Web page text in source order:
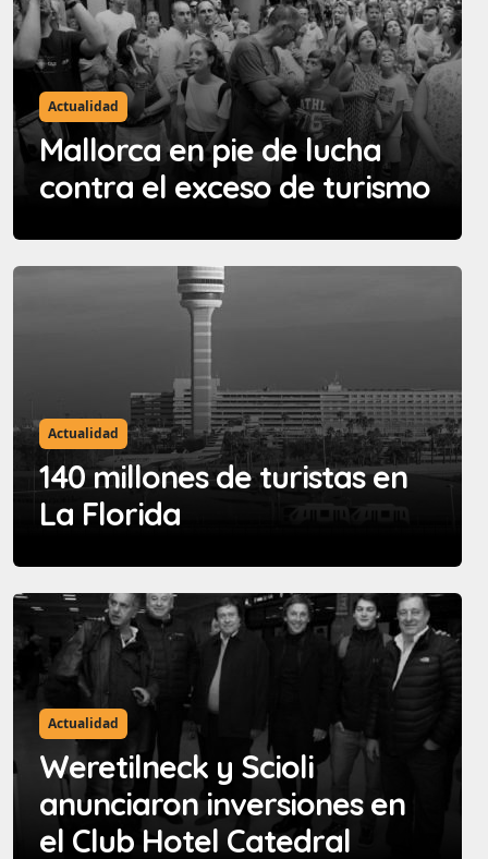
Actualidad
Mallorca en pie de lucha
contra el exceso de turismo
Actualidad
140 millones de turistas en
La Florida
Actualidad
Weretilneck y Scioli
anunciaron inversiones en
el Club Hotel Catedral